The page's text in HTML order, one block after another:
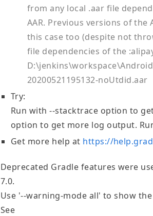
from any local .aar file
AAR. Previous versions of
this case too (despite not
file dependencies of the
20200521195132-noUtdid.aar
Try:
Run with --stacktrace option to
option to get more log output.
Get more help at https://
Deprecated Gradle features were
7.0.
Use '--warning-mode all' to show
See